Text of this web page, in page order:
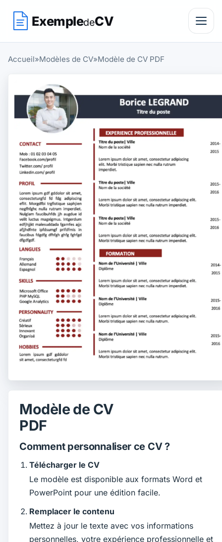
ExempledeCV
Accueil»Modèles de CV»Modèle de CV PDF
Modèle de CV
PDF
Comment personnaliser ce CV ?
Télécharger le CV
Le modèle est disponible aux formats Word et
PowerPoint pour une édition facile.
Remplacer le contenu
Mettez à jour le texte avec vos informations
personnelles, votre expérience professionnelle et